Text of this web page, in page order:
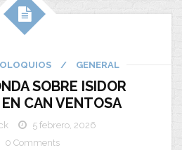
/ GENERAL
SOBRE ISIDOR
CAN VENTOSA
5 febrero, 2026
0 Comments